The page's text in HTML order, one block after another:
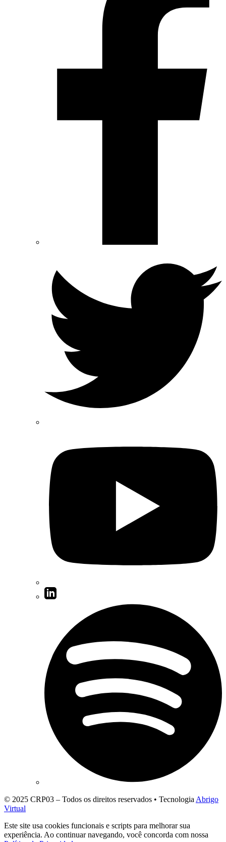
© 2025 CRP03 – Todos os direitos reservados • Tecnologia Abrigo
Virtual
Este site usa cookies funcionais e scripts para melhorar sua
experiência. Ao continuar navegando, você concorda com nossa